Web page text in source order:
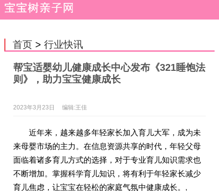
首页> 行业快讯
帮宝适婴幼儿健康成长中心发布《321睡饱法
则》，助力宝宝健康成长
2023年3月23日 编辑:王佳
近年来，越来越多年轻家长加入育儿大军，成为未
来母婴市场的主力。在信息资源共享的时代，年轻父母
面临着诸多育儿方式的选择，对于专业育儿知识需求也
不断增加。掌握科学育儿知识，将有利于年轻家长减少
育儿焦虑，让宝宝在轻松的家庭气氛中健康成长。 ,